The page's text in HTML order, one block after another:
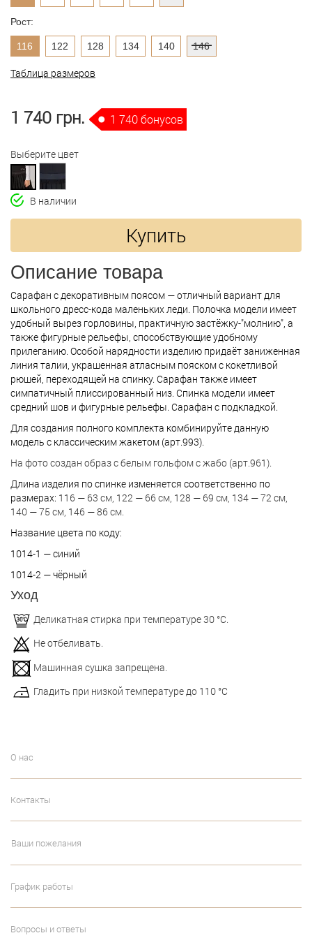
Рост:
116 122 128 134 140 146
Таблица размеров
1 740 грн. 1 740 бонусов
Выберите цвет
В наличии
Купить
Описание товара
Сарафан с декоративным поясом — отличный вариант для
школьного дресс-кода маленьких леди. Полочка модели имеет
удобный вырез горловины, практичную застёжку-"молнию", а
также фигурные рельефы, способствующие удобному
прилеганию. Особой нарядности изделию придаёт заниженная
линия талии, украшенная атласным пояском с кокетливой
рюшей, переходящей на спинку. Сарафан также имеет
симпатичный плиссированный низ. Спинка модели имеет
средний шов и фигурные рельефы. Сарафан с подкладкой.
Для создания полного комплекта комбинируйте данную
модель с классическим жакетом (арт.993).
На фото создан образ с белым гольфом с жабо (арт.961).
Длина изделия по спинке изменяется соответственно по
размерах: 116 — 63 см, 122 — 66 см, 128 — 69 см, 134 —72 см,
140 —75 см, 146 —86 см.
Название цвета по коду:
1014-1 — синий
1014-2 — чёрный
Уход
Деликатная стирка при температуре 30 °С.
Не отбеливать.
Машинная сушка запрещена.
Гладить при низкой температуре до 110 °С
О нас
Контакты
Ваши пожелания
График работы
Вопросы и ответы